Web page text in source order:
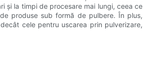
și la timpi de procesare mai lungi, ceea ce
produse sub formă de pulbere. În plus,
cele pentru uscarea prin pulverizare,